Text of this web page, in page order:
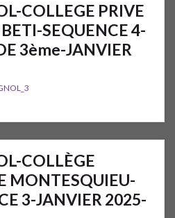
COLLEGE PRIVE
SEQUENCE 4-
3ème-JANVIER
COLLÈGE
MONTESQUIEU-
3-JANVIER 2025-